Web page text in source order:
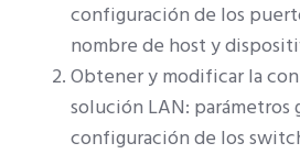
configuración de los
nombre de host y
Obtener y modificar la
solución LAN: parámetros
configuración de los